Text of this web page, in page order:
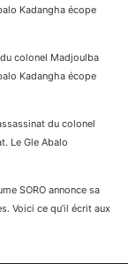
Kadangha écope
colonel Madjoulba
Kadangha écope
du colonel
Le Gle Abalo
SORO annonce sa
Voici ce qu’il écrit aux